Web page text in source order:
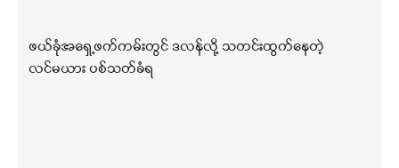
ဖယ်ခုံအရှေ့ဖက်ကမ်းတွင် ဒလန်လို့ သတင်းထွက်နေတဲ့
လင်မယား ပစ်သတ်ခံရ